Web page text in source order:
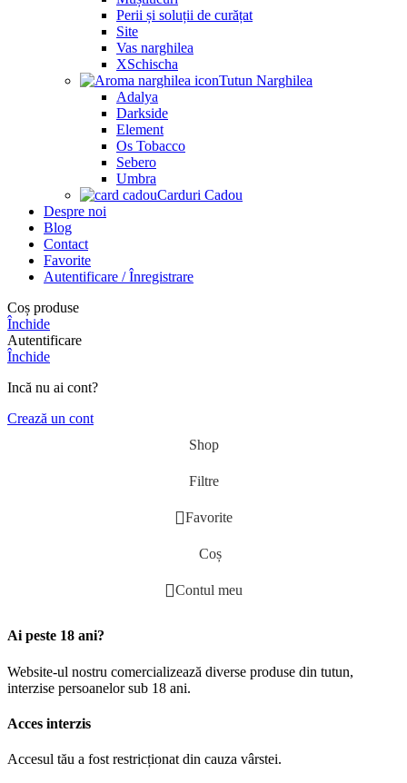
Perii și soluții de curățat
Site
Vas narghilea
XSchischa
Tutun Narghilea
Adalya
Darkside
Element
Os Tobacco
Sebero
Umbra
Carduri Cadou
Despre noi
Blog
Contact
Favorite
Autentificare / Înregistrare
Coș produse
Închide
Autentificare
Închide
Incă nu ai cont?
Crează un cont
Shop
Filtre
Favorite
Coș
Contul meu
Ai peste 18 ani?
Website-ul nostru comercializează diverse produse din tutun,
interzise persoanelor sub 18 ani.
Acces interzis
Accesul tău a fost restricționat din cauza vârstei.